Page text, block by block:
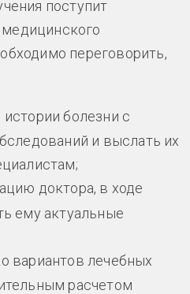
поступит
переговорить,
болезни с
и выслать их
доктора, в ходе
ему актуальные
вариантов лечебных
расчетом